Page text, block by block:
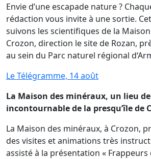
Envie d’une escapade nature ?
rédaction vous invite à une sortie.
suivons les scientifiques de la
Crozon, direction le site de Rozan,
au sein du Parc naturel régional
Le Télégramme, 14 août
La Maison des minéraux, un lieu
incontournable de la presqu’île de
La Maison des minéraux, à Crozon,
des visites et animations très
assisté à la présentation « Frappeurs